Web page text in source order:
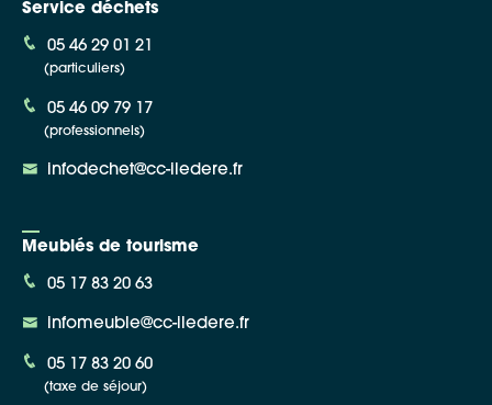
Service déchets
05 46 29 01 21
(particuliers)
05 46 09 79 17
(professionnels)
infodechet@cc-iledere.fr
Meublés de tourisme
05 17 83 20 63
infomeuble@cc-iledere.fr
05 17 83 20 60
(taxe de séjour)